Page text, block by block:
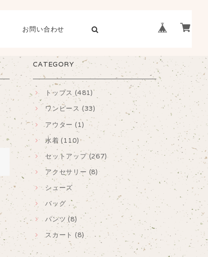
お問い合わせ
CATEGORY
トップス (481)
ワンピース (33)
アウター (1)
水着 (110)
セットアップ (267)
アクセサリー (8)
シューズ
バッグ
パンツ (8)
スカート (8)